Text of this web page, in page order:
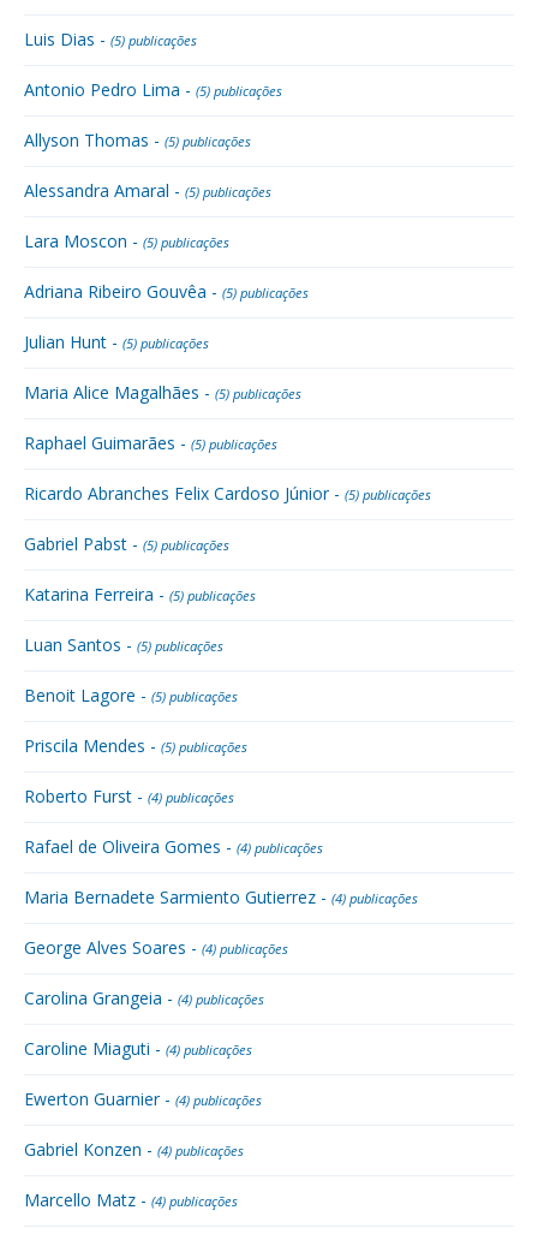
Luis Dias - (5) publicações
Antonio Pedro Lima - (5) publicações
Allyson Thomas - (5) publicações
Alessandra Amaral - (5) publicações
Lara Moscon - (5) publicações
Adriana Ribeiro Gouvêa - (5) publicações
Julian Hunt - (5) publicações
Maria Alice Magalhães - (5) publicações
Raphael Guimarães - (5) publicações
Ricardo Abranches Felix Cardoso Júnior - (5) publicações
Gabriel Pabst - (5) publicações
Katarina Ferreira - (5) publicações
Luan Santos - (5) publicações
Benoit Lagore - (5) publicações
Priscila Mendes - (5) publicações
Roberto Furst - (4) publicações
Rafael de Oliveira Gomes - (4) publicações
Maria Bernadete Sarmiento Gutierrez - (4) publicações
George Alves Soares - (4) publicações
Carolina Grangeia - (4) publicações
Caroline Miaguti - (4) publicações
Ewerton Guarnier - (4) publicações
Gabriel Konzen - (4) publicações
Marcello Matz - (4) publicações